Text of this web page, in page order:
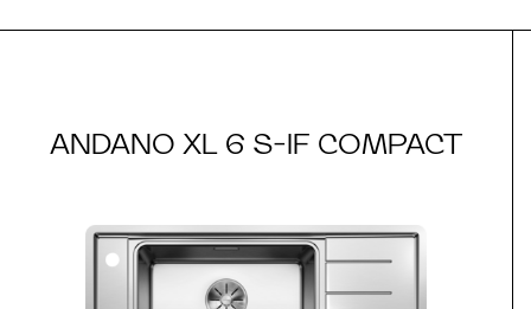
ANDANO XL 6 S-IF COMPACT